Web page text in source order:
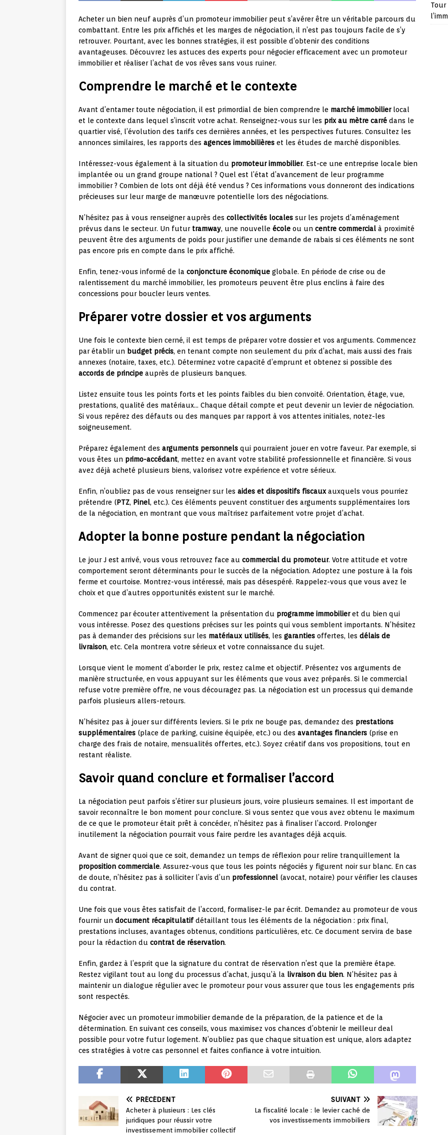
Acheter un bien neuf auprès d’un promoteur immobilier peut s’avérer être un véritable parcours du
combattant. Entre les prix affichés et les marges de négociation, il n’est pas toujours facile de s’y
retrouver. Pourtant, avec les bonnes stratégies, il est possible d’obtenir des conditions
avantageuses. Découvrez les astuces des experts pour négocier efficacement avec un promoteur
immobilier et réaliser l’achat de vos rêves sans vous ruiner.
Comprendre le marché et le contexte
Avant d’entamer toute négociation, il est primordial de bien comprendre le marché immobilierlocal
et le contexte dans lequel s’inscrit votre achat. Renseignez-vous sur les prix au mètre carré dans le
quartier visé, l’évolution des tarifs ces dernières années, et les perspectives futures. Consultez les
annonces similaires, les rapports des agences immobilières et les études de marché disponibles.
Intéressez-vous également à la situation du promoteur immobilier. Est-ce une entreprise locale bien
implantée ou un grand groupe national ? Quel est l’état d’avancement de leur programme
immobilier ? Combien de lots ont déjà été vendus ? Ces informations vous donneront des indications
précieuses sur leur marge de manœuvre potentielle lors des négociations.
N’hésitez pas à vous renseigner auprès des collectivités locales sur les projets d’aménagement
prévus dans le secteur. Un futur tramway, une nouvelle école ou un centre commercial à proximité
peuvent être des arguments de poids pour justifier une demande de rabais si ces éléments ne sont
pas encore pris en compte dans le prix affiché.
Enfin, tenez-vous informé de la conjoncture économique globale. En période de crise ou de
ralentissement du marché immobilier, les promoteurs peuvent être plus enclins à faire des
concessions pour boucler leurs ventes.
Préparer votre dossier et vos arguments
Une fois le contexte bien cerné, il est temps de préparer votre dossier et vos arguments. Commencez
par établir un budget précis, en tenant compte non seulement du prix d’achat, mais aussi des frais
annexes (notaire, taxes, etc.). Déterminez votre capacité d’emprunt et obtenez si possible des
accords de principe auprès de plusieurs banques.
Listez ensuite tous les points forts et les points faibles du bien convoité. Orientation, étage, vue,
prestations, qualité des matériaux… Chaque détail compte et peut devenir un levier de négociation.
Si vous repérez des défauts ou des manques par rapport à vos attentes initiales, notez-les
soigneusement.
Préparez également des arguments personnels qui pourraient jouer en votre faveur. Par exemple, si
vous êtes un primo-accédant, mettez en avant votre stabilité professionnelle et financière. Si vous
avez déjà acheté plusieurs biens, valorisez votre expérience et votre sérieux.
Enfin, n’oubliez pas de vous renseigner sur les aides et dispositifs fiscauxauxquels vous pourriez
prétendre (PTZ, Pinel, etc.). Ces éléments peuvent constituer des arguments supplémentaires lors
de la négociation, en montrant que vous maîtrisez parfaitement votre projet d’achat.
Adopter la bonne posture pendant la négociation
Le jour J est arrivé, vous vous retrouvez face au commercial du promoteur. Votre attitude et votre
comportement seront déterminants pour le succès de la négociation. Adoptez une posture à la fois
ferme et courtoise. Montrez-vous intéressé, mais pas désespéré. Rappelez-vous que vous avez le
choix et que d’autres opportunités existent sur le marché.
Commencez par écouter attentivement la présentation du programme immobilieret du bien qui
vous intéresse. Posez des questions précises sur les points qui vous semblent importants. N’hésitez
pas à demander des précisions sur les matériaux utilisés, les garanties offertes, les délais de
livraison, etc. Cela montrera votre sérieux et votre connaissance du sujet.
Lorsque vient le moment d’aborder le prix, restez calme et objectif. Présentez vos arguments de
manière structurée, en vous appuyant sur les éléments que vous avez préparés. Si le commercial
refuse votre première offre, ne vous découragez pas. La négociation est un processus qui demande
parfois plusieurs allers-retours.
N’hésitez pas à jouer sur différents leviers. Si le prix ne bouge pas, demandez des prestations
supplémentaires (place de parking, cuisine équipée, etc.) ou des avantages financiers (prise en
charge des frais de notaire, mensualités offertes, etc.). Soyez créatif dans vos propositions, tout en
restant réaliste.
Savoir quand conclure et formaliser l’accord
La négociation peut parfois s’étirer sur plusieurs jours, voire plusieurs semaines. Il est important de
savoir reconnaître le bon moment pour conclure. Si vous sentez que vous avez obtenu le maximum
de ce que le promoteur était prêt à concéder, n’hésitez pas à finaliser l’accord. Prolonger
inutilement la négociation pourrait vous faire perdre les avantages déjà acquis.
Avant de signer quoi que ce soit, demandez un temps de réflexion pour relire tranquillement la
proposition commerciale. Assurez-vous que tous les points négociés y figurent noir sur blanc. En cas
de doute, n’hésitez pas à solliciter l’avis d’un professionnel (avocat, notaire) pour vérifier les clauses
du contrat.
Une fois que vous êtes satisfait de l’accord, formalisez-le par écrit. Demandez au promoteur de vous
fournir un document récapitulatifdétaillant tous les éléments de la négociation : prix final,
prestations incluses, avantages obtenus, conditions particulières, etc. Ce document servira de base
pour la rédaction du contrat de réservation.
Enfin, gardez à l’esprit que la signature du contrat de réservation n’est que la première étape.
Restez vigilant tout au long du processus d’achat, jusqu’à la livraison du bien. N’hésitez pas à
maintenir un dialogue régulier avec le promoteur pour vous assurer que tous les engagements pris
sont respectés.
Négocier avec un promoteur immobilier demande de la préparation, de la patience et de la
détermination. En suivant ces conseils, vous maximisez vos chances d’obtenir le meilleur deal
possible pour votre futur logement. N’oubliez pas que chaque situation est unique, alors adaptez
ces stratégies à votre cas personnel et faites confiance à votre intuition.
PRÉCÉDENT
Acheter à plusieurs : Les clés
juridiques pour réussir votre
investissement immobilier collectif
SUIVANT
La fiscalité locale : le levier caché de
vos investissements immobiliers
Tour